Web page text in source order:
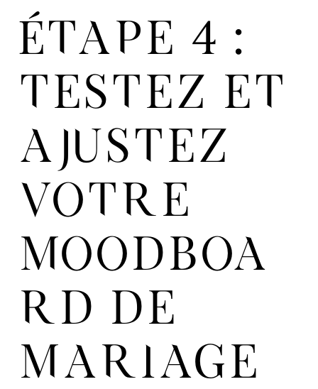
ÉTAPE 4 :
TESTEZ ET
AJUSTEZ
VOTRE
MOODBOA
RD DE
MARIAGE